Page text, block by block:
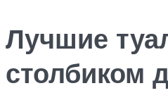
Лучшие
столбиком